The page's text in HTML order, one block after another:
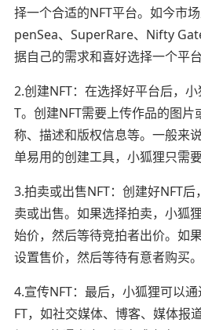
择一个合适的NFT平台。如今市
penSea、SuperRare、Nifty
据自己的需求和喜好选择一个平台
2.创建NFT：在选择好平台后，
T。创建NFT需要上传作品的图片
称、描述和版权信息等。一般来
单易用的创建工具，小狐狸只需
3.拍卖或出售NFT：创建好NFT
卖或出售。如果选择拍卖，小狐
始价，然后等待竞拍者出价。如
设置售价，然后等待有意者购买。
4.宣传NFT：最后，小狐狸可以
FT，如社交媒体、博客、媒体报